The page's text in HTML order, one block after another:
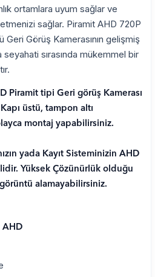
ortamlara uyum sağlar ve
sağlar. Piramit AHD 720P
Görüş Kamerasının gelişmiş
sırasında mükemmel bir
Piramit tipi Geri görüş Kamerası
üstü, tampon altı
montaj yapabilirsiniz.
yada Kayıt Sisteminizin AHD
Yüksek Çözünürlük olduğu
alamayabilirsiniz.
AHD